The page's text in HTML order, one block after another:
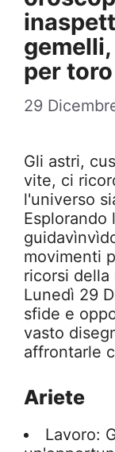
per
29
Gli astri,
vite, ci
l'universo
movimenti
ricorsi della
Lunedì 29
sfide e
vasto
affrontarle
Ariete
Lavoro: